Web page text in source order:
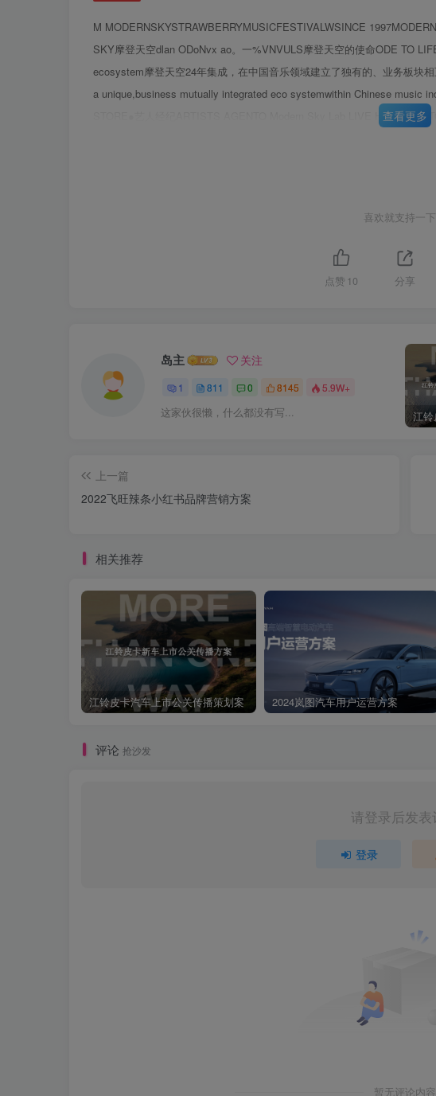
M MODERNSKYSTRAWBERRYMUSICFESTIVALWSINCE
SKY摩登天空dlan ODoNvx ao。一%VNVULS摩登天空的使命ODE TO
ecosystem摩登天空24年集成，在中国音乐领域建立了独有的、业务板块
a unique,business mutually integrated eco systemwithin Chinese music
STORE●艺人经纪ARTISTS AGENTO Modern Sky Lab LIVE HOUSE
StrawberryMusic'Festival"202每个人或许都能从“此刻”中获得独特的感受
查看更多
喜欢就支持一
点赞 10 分享
岛主 关注
1 811 0 8145 5.9W+
这家伙很懒，什么都没有写...
上一篇
2022飞旺辣条小红书品牌营销方案
相关推荐
江铃皮卡汽车上市公关传播策划案 2024岚图汽车用户运营方案
评论 抢沙发
请登录后发表
登录
暂无评论内容